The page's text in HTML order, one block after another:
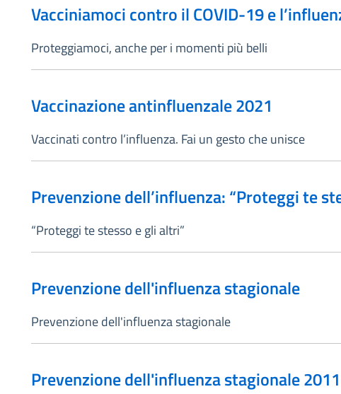
Vacciniamoci contro il COVID-19 e
Proteggiamoci, anche per i momenti più belli
Vaccinazione antinfluenzale 2021
Vaccinati contro l’influenza. Fai un gesto che unisce
Prevenzione dell’influenza: “Proteggi te
“Proteggi te stesso e gli altri”
Prevenzione dell'influenza stagionale
Prevenzione dell'influenza stagionale
Prevenzione dell'influenza stagionale